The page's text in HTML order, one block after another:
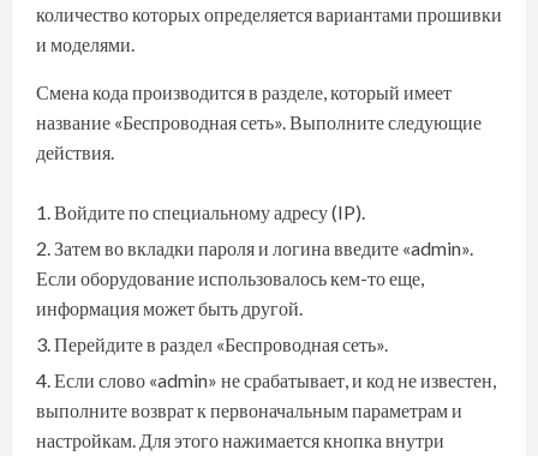
количество которых определяется вариантами прошивки
и моделями.
Смена кода производится в разделе, который имеет
название «Беспроводная сеть». Выполните следующие
действия.
Войдите по специальному адресу (IP).
Затем во вкладки пароля и логина введите «admin».
Если оборудование использовалось кем-то еще,
информация может быть другой.
Перейдите в раздел «Беспроводная сеть».
Если слово «admin» не срабатывает, и код не известен,
выполните возврат к первоначальным параметрам и
настройкам. Для этого нажимается кнопка внутри